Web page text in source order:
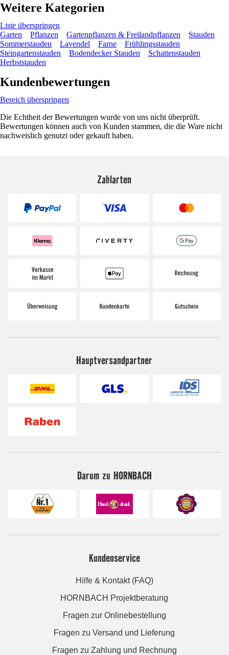
Weitere Kategorien
Liste überspringen
Garten
Pflanzen Gartenpflanzen & Freilandpflanzen
Stauden
Sommerstauden
Lavendel Farne
Frühlingsstauden
Steingartenstauden
Bodendecker Stauden
Schattenstauden
Herbststauden
Kundenbewertungen
Bereich überspringen
Die Echtheit der Bewertungen wurde von uns nicht überprüft.
Bewertungen können auch von Kunden stammen, die die Ware nicht
nachweislich genutzt oder gekauft haben.
Zahlarten
Hauptversandpartner
Darum zu HORNBACH
Kundenservice
Hilfe & Kontakt (FAQ)
HORNBACH Projektberatung
Fragen zur Onlinebestellung
Fragen zu Versand und Lieferung
Fragen zu Zahlung und Rechnung